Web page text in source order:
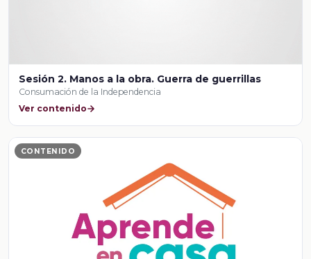
Sesión 2. Manos a la obra. Guerra de guerrillas
Consumación de la Independencia
Ver contenido
CONTENIDO